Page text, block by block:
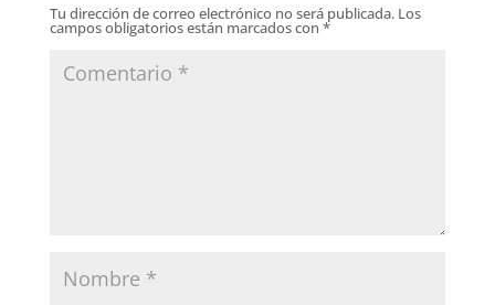
Tu dirección de correo electrónico no será publicada. Los
campos obligatorios están marcados con *